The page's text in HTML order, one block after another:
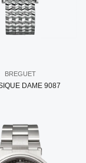
BREGUET
DAME 9087